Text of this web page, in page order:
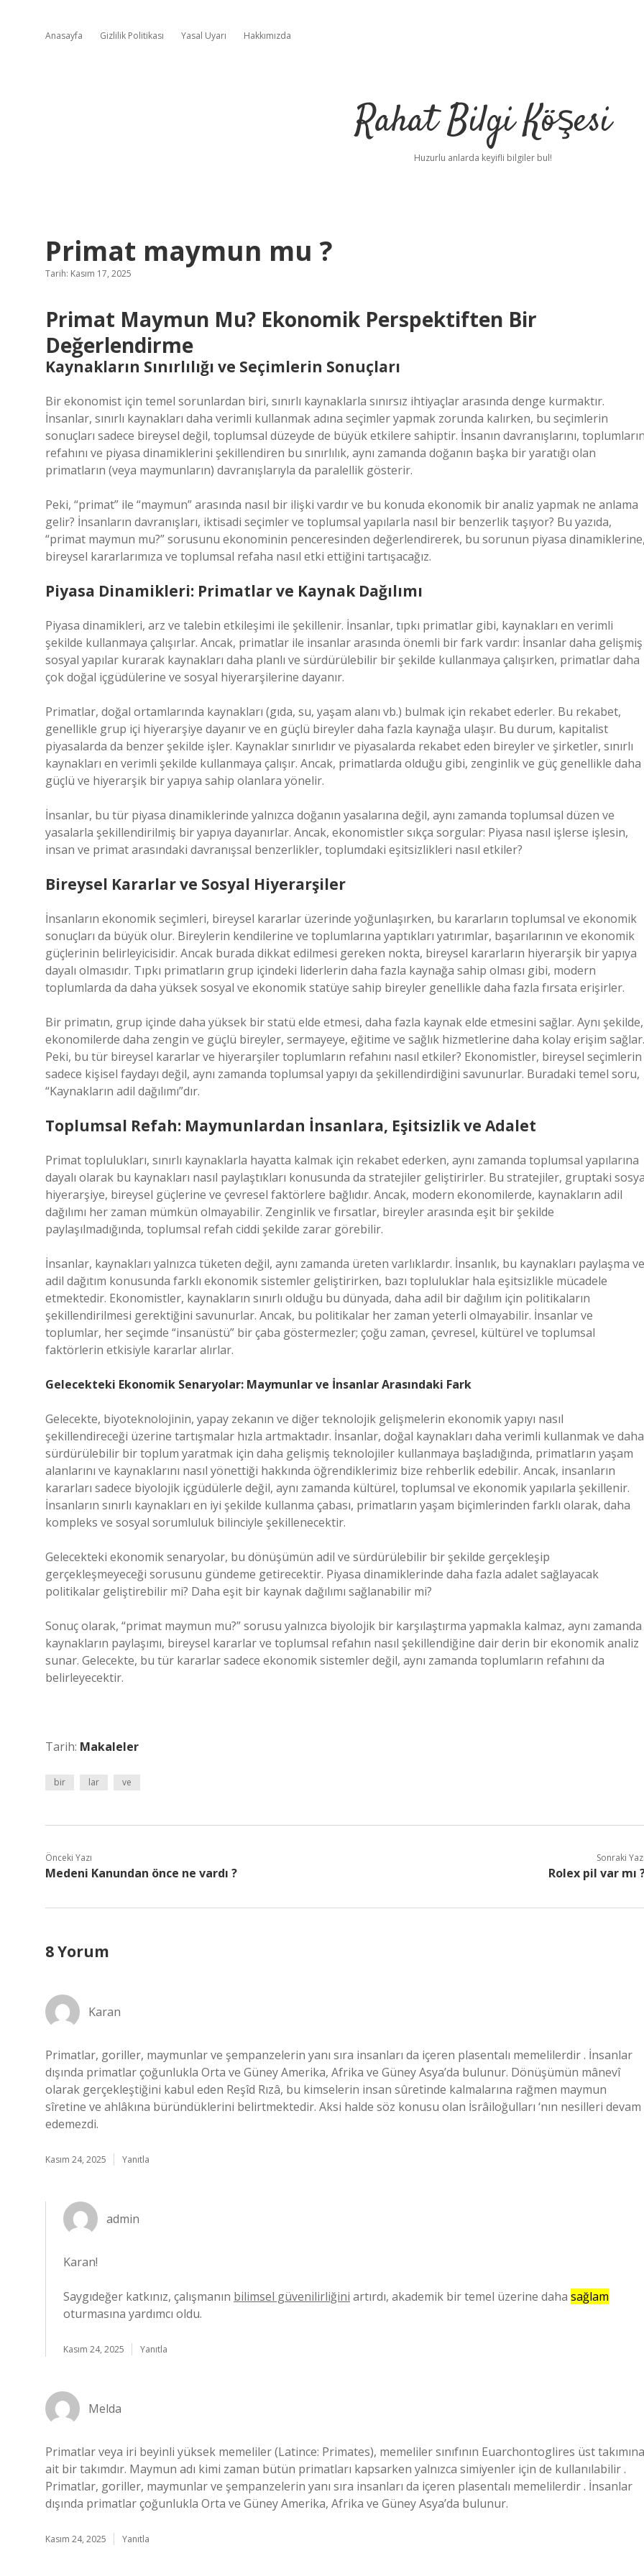
Anasayfa Gizlilik Politikası Yasal Uyarı Hakkımızda
Rahat Bilgi Köşesi
Huzurlu anlarda keyifli bilgiler bul!
Primat maymun mu ?
Tarih: Kasım 17, 2025
Primat Maymun Mu? Ekonomik Perspektiften Bir
Değerlendirme
Kaynakların Sınırlılığı ve Seçimlerin Sonuçları
Bir ekonomist için temel sorunlardan biri, sınırlı kaynaklarla sınırsız ihtiyaçlar arasında denge kurmaktır.
İnsanlar, sınırlı kaynakları daha verimli kullanmak adına seçimler yapmak zorunda kalırken, bu seçimlerin
sonuçları sadece bireysel değil, toplumsal düzeyde de büyük etkilere sahiptir. İnsanın davranışlarını,
refahını ve piyasa dinamiklerini şekillendiren bu sınırlılık, aynı zamanda doğanın başka bir yaratığı olan
primatların (veya maymunların) davranışlarıyla da paralellik gösterir.
Peki, “primat” ile “maymun” arasında nasıl bir ilişki vardır ve bu konuda ekonomik bir analiz yapmak ne anlama
gelir? İnsanların davranışları, iktisadi seçimler ve toplumsal yapılarla nasıl bir benzerlik taşıyor? Bu yazıda,
“primat maymun mu?” sorusunu ekonominin penceresinden değerlendirerek, bu sorunun piyasa
bireysel kararlarımıza ve toplumsal refaha nasıl etki ettiğini tartışacağız.
Piyasa Dinamikleri: Primatlar ve Kaynak Dağılımı
Piyasa dinamikleri, arz ve talebin etkileşimi ile şekillenir. İnsanlar, tıpkı primatlar gibi, kaynakları en verimli
şekilde kullanmaya çalışırlar. Ancak, primatlar ile insanlar arasında önemli bir fark vardır: İnsanlar daha gelişmiş
sosyal yapılar kurarak kaynakları daha planlı ve sürdürülebilir bir şekilde kullanmaya çalışırken, primatlar daha
çok doğal içgüdülerine ve sosyal hiyerarşilerine dayanır.
Primatlar, doğal ortamlarında kaynakları (gıda, su, yaşam alanı vb.) bulmak için rekabet ederler. Bu rekabet,
genellikle grup içi hiyerarşiye dayanır ve en güçlü bireyler daha fazla kaynağa ulaşır. Bu durum, kapitalist
piyasalarda da benzer şekilde işler. Kaynaklar sınırlıdır ve piyasalarda rekabet eden bireyler ve şirketler, sınırlı
kaynakları en verimli şekilde kullanmaya çalışır. Ancak, primatlarda olduğu gibi, zenginlik ve güç genellikle daha
güçlü ve hiyerarşik bir yapıya sahip olanlara yönelir.
İnsanlar, bu tür piyasa dinamiklerinde yalnızca doğanın yasalarına değil, aynı zamanda toplumsal düzen ve
yasalarla şekillendirilmiş bir yapıya dayanırlar. Ancak, ekonomistler sıkça sorgular: Piyasa nasıl işlerse işlesin,
insan ve primat arasındaki davranışsal benzerlikler, toplumdaki eşitsizlikleri nasıl etkiler?
Bireysel Kararlar ve Sosyal Hiyerarşiler
İnsanların ekonomik seçimleri, bireysel kararlar üzerinde yoğunlaşırken, bu kararların toplumsal ve ekonomik
sonuçları da büyük olur. Bireylerin kendilerine ve toplumlarına yaptıkları yatırımlar, başarılarının ve ekonomik
güçlerinin belirleyicisidir. Ancak burada dikkat edilmesi gereken nokta, bireysel kararların hiyerarşik bir yapıya
dayalı olmasıdır. Tıpkı primatların grup içindeki liderlerin daha fazla kaynağa sahip olması gibi, modern
toplumlarda da daha yüksek sosyal ve ekonomik statüye sahip bireyler genellikle daha fazla fırsata erişirler.
Bir primatın, grup içinde daha yüksek bir statü elde etmesi, daha fazla kaynak elde etmesini sağlar. Aynı şekilde,
ekonomilerde daha zengin ve güçlü bireyler, sermayeye, eğitime ve sağlık hizmetlerine daha kolay erişim sağlar.
Peki, bu tür bireysel kararlar ve hiyerarşiler toplumların refahını nasıl etkiler? Ekonomistler, bireysel seçimlerin
sadece kişisel faydayı değil, aynı zamanda toplumsal yapıyı da şekillendirdiğini savunurlar. Buradaki temel soru,
“Kaynakların adil dağılımı”dır.
Toplumsal Refah: Maymunlardan İnsanlara, Eşitsizlik ve Adalet
Primat toplulukları, sınırlı kaynaklarla hayatta kalmak için rekabet ederken, aynı zamanda toplumsal yapılarına
dayalı olarak bu kaynakları nasıl paylaştıkları konusunda da stratejiler geliştirirler. Bu stratejiler, gruptaki
hiyerarşiye, bireysel güçlerine ve çevresel faktörlere bağlıdır. Ancak, modern ekonomilerde, kaynakların adil
dağılımı her zaman mümkün olmayabilir. Zenginlik ve fırsatlar, bireyler arasında eşit bir şekilde
paylaşılmadığında, toplumsal refah ciddi şekilde zarar görebilir.
İnsanlar, kaynakları yalnızca tüketen değil, aynı zamanda üreten varlıklardır. İnsanlık, bu kaynakları paylaşma ve
adil dağıtım konusunda farklı ekonomik sistemler geliştirirken, bazı topluluklar hala eşitsizlikle mücadele
etmektedir. Ekonomistler, kaynakların sınırlı olduğu bu dünyada, daha adil bir dağılım için politikaların
şekillendirilmesi gerektiğini savunurlar. Ancak, bu politikalar her zaman yeterli olmayabilir. İnsanlar ve
toplumlar, her seçimde “insanüstü” bir çaba göstermezler; çoğu zaman, çevresel, kültürel ve toplumsal
faktörlerin etkisiyle kararlar alırlar.
Gelecekteki Ekonomik Senaryolar: Maymunlar ve İnsanlar Arasındaki Fark
Gelecekte, biyoteknolojinin, yapay zekanın ve diğer teknolojik gelişmelerin ekonomik yapıyı nasıl
şekillendireceği üzerine tartışmalar hızla artmaktadır. İnsanlar, doğal kaynakları daha verimli kullanmak ve daha
sürdürülebilir bir toplum yaratmak için daha gelişmiş teknolojiler kullanmaya başladığında, primatların yaşam
alanlarını ve kaynaklarını nasıl yönettiği hakkında öğrendiklerimiz bize rehberlik edebilir. Ancak, insanların
kararları sadece biyolojik içgüdülerle değil, aynı zamanda kültürel, toplumsal ve ekonomik yapılarla şekillenir.
İnsanların sınırlı kaynakları en iyi şekilde kullanma çabası, primatların yaşam biçimlerinden farklı olarak, daha
kompleks ve sosyal sorumluluk bilinciyle şekillenecektir.
Gelecekteki ekonomik senaryolar, bu dönüşümün adil ve sürdürülebilir bir şekilde gerçekleşip
gerçekleşmeyeceği sorusunu gündeme getirecektir. Piyasa dinamiklerinde daha fazla adalet sağlayacak
politikalar geliştirebilir mi? Daha eşit bir kaynak dağılımı sağlanabilir mi?
Sonuç olarak, “primat maymun mu?” sorusu yalnızca biyolojik bir karşılaştırma yapmakla kalmaz, aynı zamanda
kaynakların paylaşımı, bireysel kararlar ve toplumsal refahın nasıl şekillendiğine dair derin bir ekonomik analiz
sunar. Gelecekte, bu tür kararlar sadece ekonomik sistemler değil, aynı zamanda toplumların refahını da
belirleyecektir.
Tarih: Makaleler
bir lar ve
Önceki Yazı
Medeni Kanundan önce ne vardı ?
Sonraki
Rolex pil var mı
8 Yorum
Karan
Primatlar, goriller, maymunlar ve şempanzelerin yanı sıra insanları da içeren plasentalı memelilerdir . İnsanlar
dışında primatlar çoğunlukla Orta ve Güney Amerika, Afrika ve Güney Asya’da bulunur. Dönüşümün mânevî
olarak gerçekleştiğini kabul eden Reşîd Rızâ, bu kimselerin insan sûretinde kalmalarına rağmen maymun
sîretine ve ahlâkına büründüklerini belirtmektedir. Aksi halde söz konusu olan İsrâiloğulları ‘nın nesilleri devam
edemezdi.
Kasım 24, 2025 Yanıtla
admin
Karan!
Saygıdeğer katkınız, çalışmanın bilimsel güvenilirliğini artırdı, akademik bir temel üzerine daha sağlam
oturmasına yardımcı oldu.
Kasım 24, 2025 Yanıtla
Melda
Primatlar veya iri beyinli yüksek memeliler (Latince: Primates), memeliler sınıfının Euarchontoglires üst takımına
ait bir takımdır. Maymun adı kimi zaman bütün primatları kapsarken yalnızca simiyenler için de kullanılabilir .
Primatlar, goriller, maymunlar ve şempanzelerin yanı sıra insanları da içeren plasentalı memelilerdir . İnsanlar
dışında primatlar çoğunlukla Orta ve Güney Amerika, Afrika ve Güney Asya’da bulunur.
Kasım 24, 2025 Yanıtla